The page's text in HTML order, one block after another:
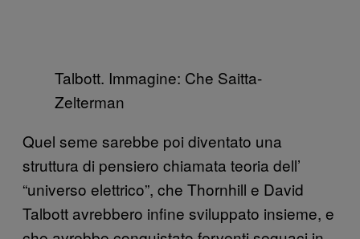
Talbott. Immagine: Che Saitta-
Zelterman
Quel seme sarebbe poi diventato una
struttura di pensiero chiamata teoria dell’
“universo elettrico”, che Thornhill e David
Talbott avrebbero infine sviluppato insieme, e